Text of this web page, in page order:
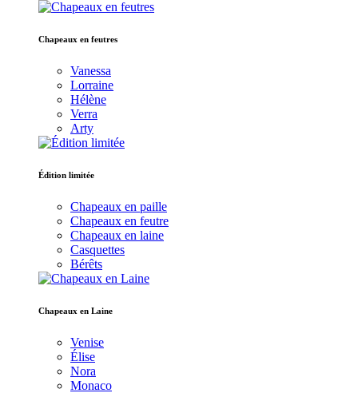
Chapeaux en feutres
Vanessa
Lorraine
Hélène
Verra
Arty
Édition limitée
Chapeaux en paille
Chapeaux en feutre
Chapeaux en laine
Casquettes
Bérêts
Chapeaux en Laine
Venise
Élise
Nora
Monaco